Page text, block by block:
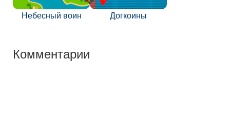
Небесный воин Догкоины
Комментарии